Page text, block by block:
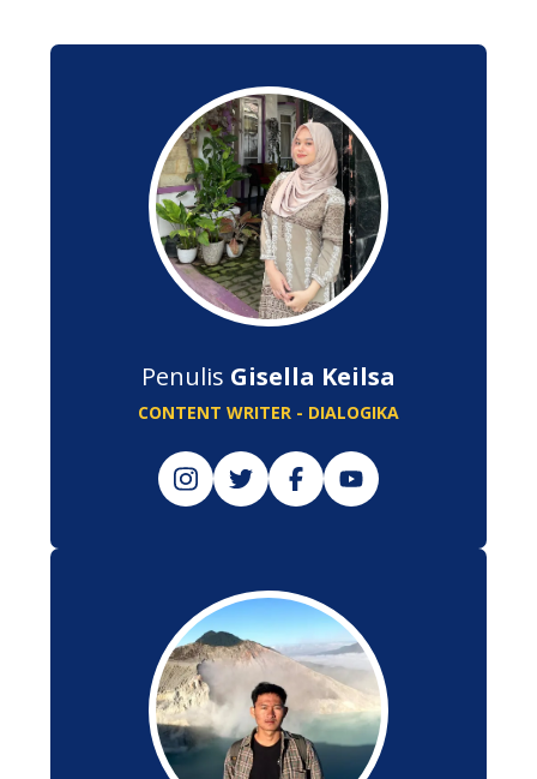
Penulis Gisella Keilsa
CONTENT WRITER - DIALOGIKA